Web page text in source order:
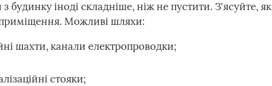
будинку іноді складніше, ніж не пустити. З'ясуйте,
Можливі шляхи:
шахти, канали електропроводки;
стояки;